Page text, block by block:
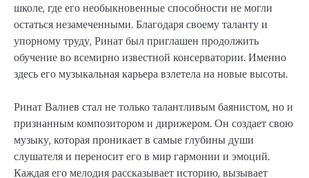
школе, где его необыкновенные способности не могли
остаться незамеченными. Благодаря своему таланту и
упорному труду, Ринат был приглашен продолжить
обучение во всемирно известной консерватории. Именно
здесь его музыкальная карьера взлетела на новые высоты.
Ринат Валиев стал не только талантливым баянистом, но и
признанным композитором и дирижером. Он создает свою
музыку, которая проникает в самые глубины души
слушателя и переносит его в мир гармонии и эмоций.
Каждая его мелодия рассказывает историю, вызывает